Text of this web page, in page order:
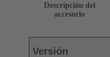
Descripción del
accesorio
Versión